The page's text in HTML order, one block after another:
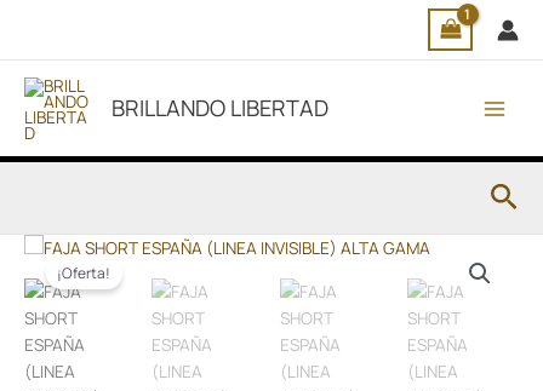
contenido
BRILLANDO LIBERTAD
¡Oferta!
El
precio
original
74,50€.
El
actual
es:
52,75€.
FAJA
SHORT
ESPAÑA
(LINEA
INVISIBLE)
ALTA